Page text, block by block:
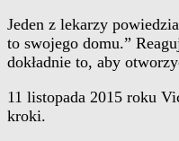
Jeden z lekarzy
to swojego domu.”
dokładnie to, aby
11 listopada 2015 roku
kroki.